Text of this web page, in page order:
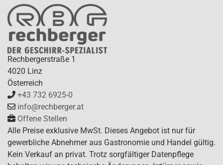
Rechbergerstraße 1
4020 Linz
Österreich
+43 732 6925-0
info@rechberger.at
Offene Stellen
Alle Preise exklusive MwSt. Dieses Angebot ist nur für
gewerbliche Abnehmer aus Gastronomie und Handel gültig.
Kein Verkauf an privat. Trotz sorgfältiger Datenpflege